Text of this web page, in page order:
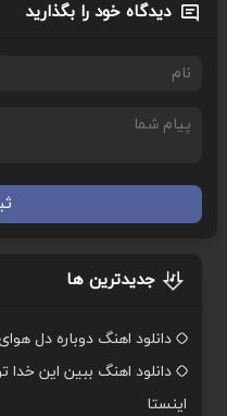
دیدگاه خود را بگذارید
جدیدترین ها
دانلود اهنگ دوباره دل
دانلود اهنگ ببین این
اینستا